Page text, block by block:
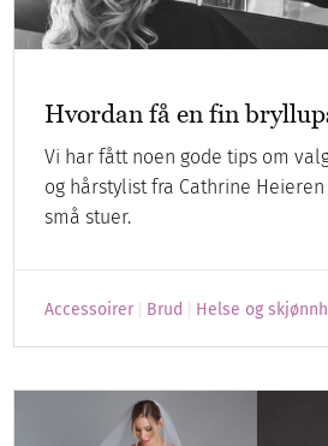
Hvordan få en fin
Vi har fått noen gode tips om
og hårstylist fra Cathrine Heieren
små stuer.
Accessoirer Brud Helse og